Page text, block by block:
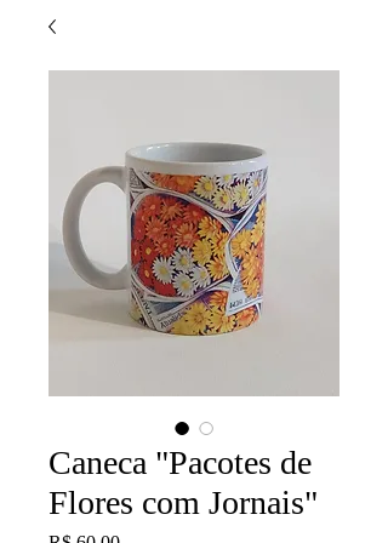
Caneca "Pacotes de
Flores com Jornais"